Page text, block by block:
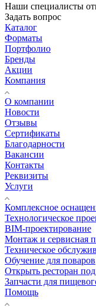
Наши специалисты
Задать вопрос
Каталог
Форматы
Портфолио
Бренды
Акции
Компания
О компании
Новости
Отзывы
Сертификаты
Благодарности
Вакансии
Контакты
Реквизиты
Услуги
Комплексное
Технологическое
BIM-проектирование
Монтаж и сервисная
Техническое
Обучение для поваров
Открыть ресторан
Запчасти для
Помощь